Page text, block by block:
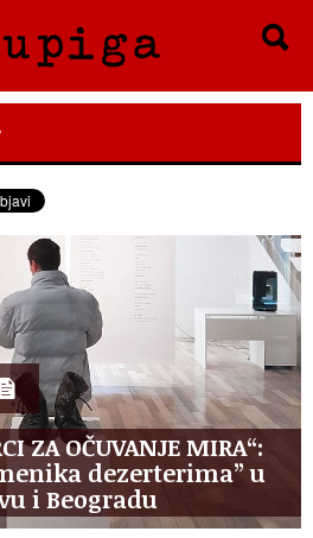
ZA OČUVANJE MIRA“:
dezerterima” u
i Beogradu